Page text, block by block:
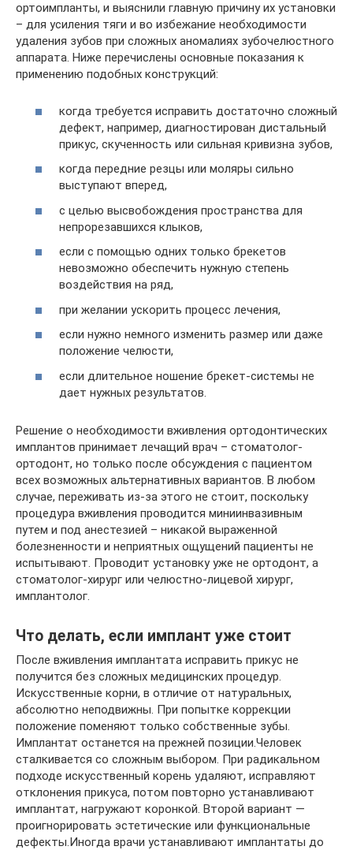
ортоимпланты, и выяснили главную причину их установки
– для усиления тяги и во избежание необходимости
удаления зубов при сложных аномалиях зубочелюстного
аппарата. Ниже перечислены основные показания к
применению подобных конструкций:
когда требуется исправить достаточно сложный
дефект, например, диагностирован дистальный
прикус, скученность или сильная кривизна зубов,
когда передние резцы или моляры сильно
выступают вперед,
с целью высвобождения пространства для
непрорезавшихся клыков,
если с помощью одних только брекетов
невозможно обеспечить нужную степень
воздействия на ряд,
при желании ускорить процесс лечения,
если нужно немного изменить размер или даже
положение челюсти,
если длительное ношение брекет-системы не
дает нужных результатов.
Решение о необходимости вживления ортодонтических
имплантов принимает лечащий врач – стоматолог-
ортодонт, но только после обсуждения с пациентом
всех возможных альтернативных вариантов. В любом
случае, переживать из-за этого не стоит, поскольку
процедура вживления проводится миниинвазивным
путем и под анестезией – никакой выраженной
болезненности и неприятных ощущений пациенты не
испытывают. Проводит установку уже не ортодонт, а
стоматолог-хирург или челюстно-лицевой хирург,
имплантолог.
Что делать, если имплант уже стоит
После вживления имплантата исправить прикус не
получится без сложных медицинских процедур.
Искусственные корни, в отличие от натуральных,
абсолютно неподвижны. При попытке коррекции
положение поменяют только собственные зубы.
Имплантат останется на прежней позиции.Человек
сталкивается со сложным выбором. При радикальном
подходе искусственный корень удаляют, исправляют
отклонения прикуса, потом повторно устанавливают
имплантат, нагружают коронкой. Второй вариант —
проигнорировать эстетические или функциональные
дефекты.Иногда врачи устанавливают имплантаты до